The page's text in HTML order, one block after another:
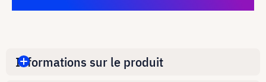
Informations sur le produit